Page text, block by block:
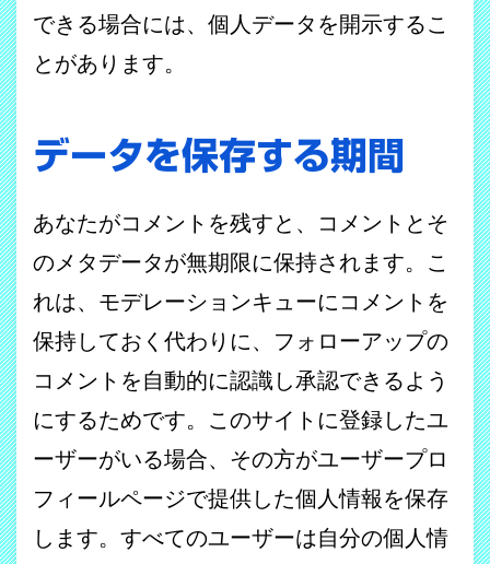
できる場合には、個人データを開示するこ
とがあります。
データを保存する期間
あなたがコメントを残すと、コメントとそ
のメタデータが無期限に保持されます。こ
れは、モデレーションキューにコメントを
保持しておく代わりに、フォローアップの
コメントを自動的に認識し承認できるよう
にするためです。このサイトに登録したユ
ーザーがいる場合、その方がユーザープロ
フィールページで提供した個人情報を保存
します。すべてのユーザーは自分の個人情